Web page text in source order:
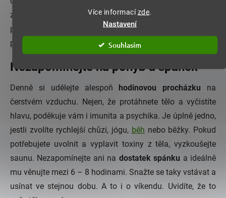
Více informacízde.
Nastavení
Souhlasím
zásobárna minerálů aantioxidantůtak dokáže snadno
podpořit detoxikaci organismu a pomoct s nastartováním
přirozené imunity člověka.
Nezapomínejte na pohyb a spánek
Denně si udělejte alespoň hodinovou procházku na
čerstvém vzduchu. Nejen, že protáhnete tělo a vyčistíte
hlavu, poděkuje vám i imunita a psychika. Je úplně jedno,
jestli zvolíte rychlejší chůzi, jógu, běh nebo běžky. Pokud
potřebujete uvolnit a vyplavit toxiny z těla, vyzkoušejte
saunu. Nezapomínejte ani na dostatek spánku a ideálně
mu věnujte mezi 6 – 8 hodinami. Snažte se taky vstávat a
usínat ve stejnou dobu. A to i o víkendu. Uvidíte, že to